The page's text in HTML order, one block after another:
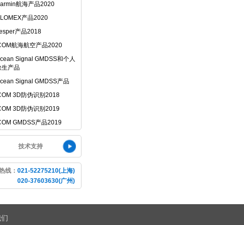
航海产品2020
产品2020
产品2018
航海航空产品2020
Signal GMDSS和个人
生产品
Signal GMDSS产品
3D防伪识别2018
3D防伪识别2019
GMDSS产品2019
技术支持
线： 021-52275210(上海)
020-37603630(广州)